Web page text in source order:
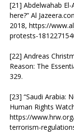
[21] Abdelwahab
here?” Al
2018, https://
protests-
[22] Andreas
Reason: The
329.
[23] “Saudi Arabia:
Human Rights
https://
terrorism-